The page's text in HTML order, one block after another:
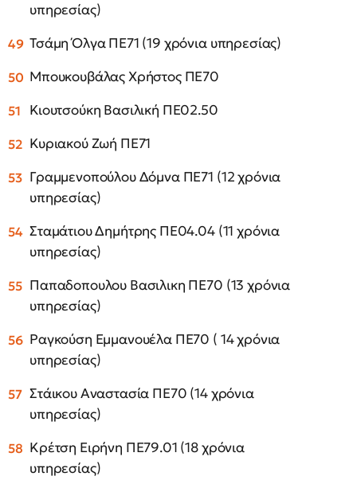
υπηρεσίας)
Τσάμη Όλγα ΠΕ71 (19 χρόνια υπηρεσίας)
Μπουκουβάλας Χρήστος ΠΕ70
Κιουτσούκη Βασιλική ΠΕ02.50
Κυριακού Ζωή ΠΕ71
Γραμμενοπούλου Δόμνα ΠΕ71 (12 χρόνια
υπηρεσίας)
Σταμάτιου Δημήτρης ΠΕ04.04 (11 χρόνια
υπηρεσίας)
Παπαδοπουλου Βασιλικη ΠΕ70 (13 χρόνια
υπηρεσίας)
Ραγκούση Εμμανουέλα ΠΕ70 ( 14 χρόνια
υπηρεσίας)
Στάικου Αναστασία ΠΕ70 (14 χρόνια
υπηρεσίας)
Κρέτση Ειρήνη ΠΕ79.01 (18 χρόνια
υπηρεσίας)